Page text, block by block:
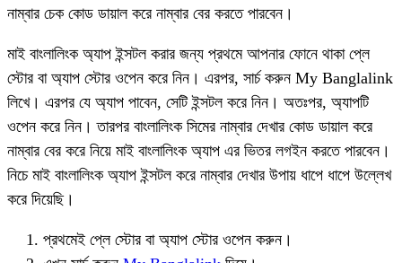
নাম্বার চেক কোড ডায়াল করে নাম্বার বের করতে পারবেন।
মাই বাংলালিংক অ্যাপ ইন্সটল করার জন্য প্রথমে আপনার ফোনে থাকা প্লে
স্টোর বা অ্যাপ স্টোর ওপেন করে নিন। এরপর, সার্চ করুন My Banglalink
লিখে। এরপর যে অ্যাপ পাবেন, সেটি ইন্সটল করে নিন। অতঃপর, অ্যাপটি
ওপেন করে নিন। তারপর বাংলালিংক সিমের নাম্বার দেখার কোড ডায়াল করে
নাম্বার বের করে নিয়ে মাই বাংলালিংক অ্যাপ এর ভিতর লগইন করতে পারবেন।
নিচে মাই বাংলালিংক অ্যাপ ইন্সটল করে নাম্বার দেখার উপায় ধাপে ধাপে উল্লেখ
করে দিয়েছি।
প্রথমেই প্লে স্টোর বা অ্যাপ স্টোর ওপেন করুন।